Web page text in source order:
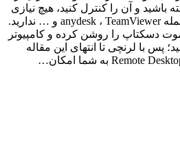
باشید و آن را کنترل کنید، هیچ نیازی
به اپلیکیشن هایی از جمله anydesk ، TeamViewer و … ندارید.
دسکتاپ را روشن کرده و کامپیوتر
پس با لرنچی تا انتهای این مقاله